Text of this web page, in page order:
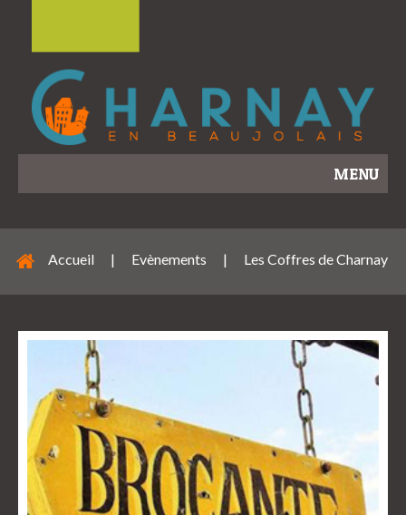
MENU
Accueil | Evènements | Les Coffres de Charnay